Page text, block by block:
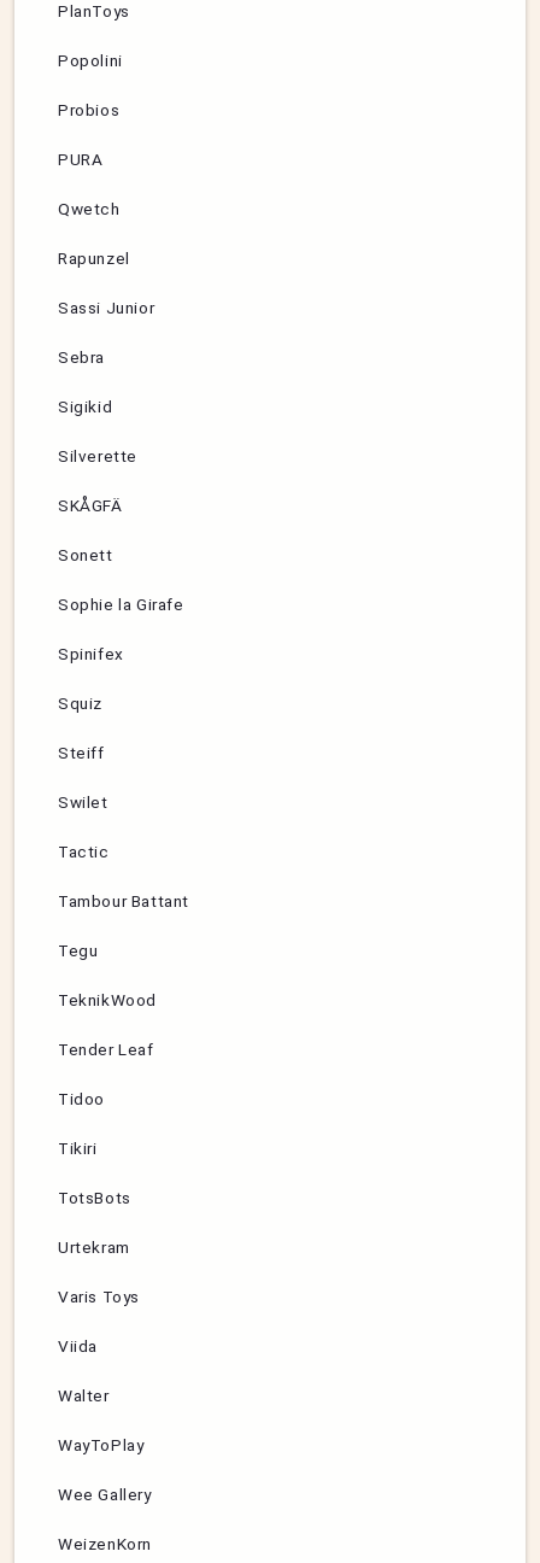
PlanToys
Popolini
Probios
PURA
Qwetch
Rapunzel
Sassi Junior
Sebra
Sigikid
Silverette
SKÅGFÄ
Sonett
Sophie la Girafe
Spinifex
Squiz
Steiff
Swilet
Tactic
Tambour Battant
Tegu
TeknikWood
Tender Leaf
Tidoo
Tikiri
TotsBots
Urtekram
Varis Toys
Viida
Walter
WayToPlay
Wee Gallery
WeizenKorn